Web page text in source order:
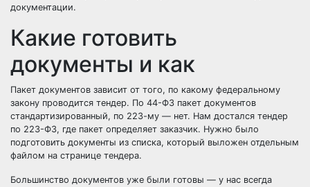
документации.
Какие готовить
документы и как
Пакет документов зависит от того, по какому федеральному
закону проводится тендер. По 44-ФЗ пакет документов
стандартизированный, по 223-му — нет. Нам достался тендер
по 223-ФЗ, где пакет определяет заказчик. Нужно было
подготовить документы из списка, который выложен отдельным
файлом на странице тендера.
Большинство документов уже были готовы — у нас всегда